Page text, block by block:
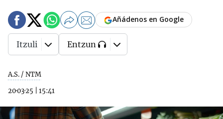
A.S. / NTM
20·03·25
15:41
Añádenos en Google
Itzuli Entzun